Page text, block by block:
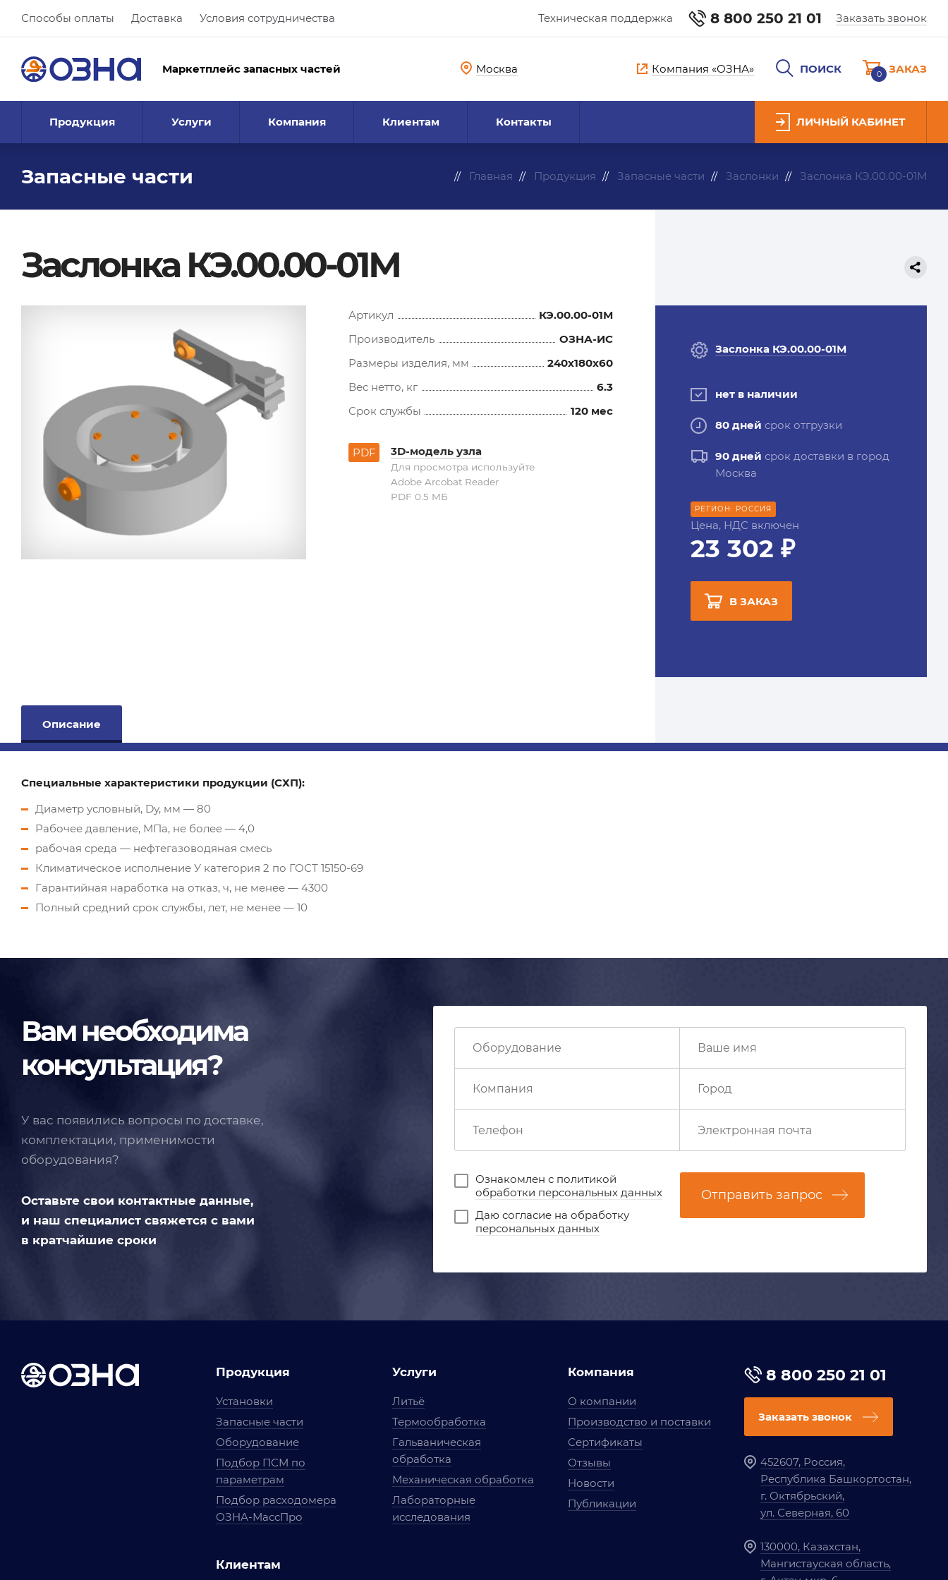
Способы оплаты Доставка Условия сотрудничества Техническая поддержка 8 800 250 21 01 Заказать звонок
Маркетплейс запасных частей Москва Компания «ОЗНА» ПОИСК 0 ЗАКАЗ
Продукция Услуги Компания Клиентам Контакты ЛИЧНЫЙ КАБИНЕТ
Запасные части Главная Продукция Запасные части Заслонки Заслонка КЭ.00.00-01М
Заслонка КЭ.00.00-01М
Артикул
КЭ.00.00-01М
Производитель
ОЗНА-ИС
Размеры изделия, мм
240x180x60
Вес нетто, кг
6.3
Срок службы
120 мес
PDF 3D-модель узла
Для просмотра используйте
Adobe Arcobat Reader
PDF 0.5 MБ
Заслонка КЭ.00.00-01М
нет в наличии
80 дней срок отгрузки
90 дней срок доставки в город
Москва
РЕГИОН: РОССИЯ
Цена, НДС включен
23 302 ₽
В ЗАКАЗ
Описание
Специальные характеристики продукции (СХП):
Диаметр условный, Dу, мм — 80
Рабочее давление, МПа, не более — 4,0
рабочая среда — нефтегазоводяная смесь
Климатическое исполнение У категория 2 по ГОСТ 15150-69
Гарантийная наработка на отказ, ч, не менее — 4300
Полный средний срок службы, лет, не менее — 10
Вам необходима
консультация?
У вас появились вопросы по доставке,
комплектации, применимости
оборудования?
Оставьте свои контактные данные,
и наш специалист свяжется с вами
в кратчайшие сроки
Ознакомлен с политикой
обработки персональных данных
Даю согласие на обработку
персональных данных
Отправить запрос
Продукция
Установки
Запасные части
Оборудование
Подбор ПСМ по
параметрам
Подбор расходомера
ОЗНА-МассПро
Клиентам
Услуги
Литьё
Термообработка
Гальваническая
обработка
Механическая обработка
Лабораторные
исследования
Компания
О компании
Производство и поставки
Сертификаты
Отзывы
Новости
Публикации
8 800 250 21 01
Заказать звонок
452607, Россия,
Республика Башкортостан,
г. Октябрьский,
ул. Северная, 60
130000, Казахстан,
Мангистауская область,